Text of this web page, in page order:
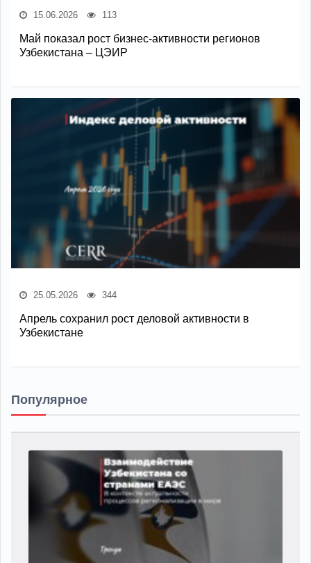
15.06.2026 113
Май показал рост бизнес-активности регионов
Узбекистана – ЦЭИР
25.05.2026 344
Апрель сохранил рост деловой активности в
Узбекистане
Популярное